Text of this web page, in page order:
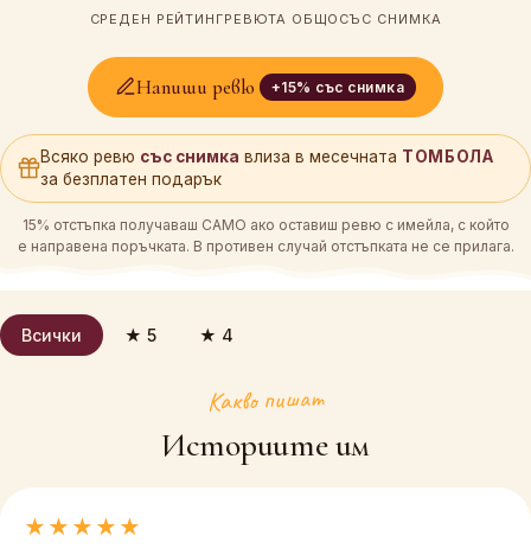
СРЕДЕН РЕЙТИНГРЕВЮТА ОБЩО СЪС СНИМКА
Напиши ревю +15% със снимка
Всяко ревю със снимка влиза в месечната ТОМБОЛА
за безплатен подарък
15% отстъпка получаваш САМО ако оставиш ревю с имейла, с който
е направена поръчката. В противен случай отстъпката не се прилага.
Всички ★ 5 ★ 4
Какво пишат
Историите им
★★★★★